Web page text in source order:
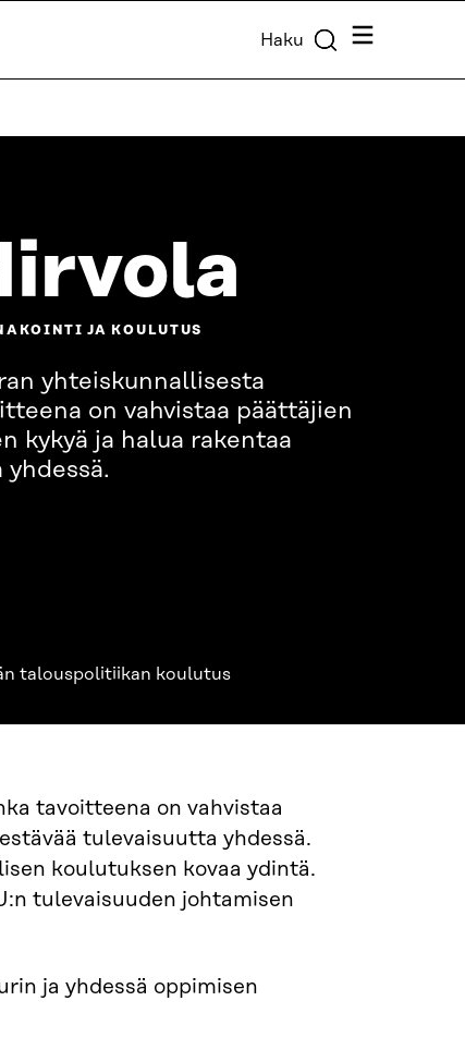
Haku Valikko
JA KOULUTUS
yhteiskunnallisesta
on vahvistaa päättäjien
kykyä ja halua rakentaa
talouspolitiikan koulutus
tavoitteena on vahvistaa
tulevaisuutta yhdessä.
koulutuksen kovaa ydintä.
tulevaisuuden johtamisen
ja yhdessä oppimisen